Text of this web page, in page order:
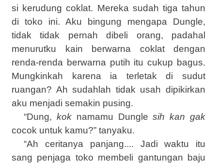
si kerudung coklat. Mereka sudah tiga tahun
di toko ini. Aku bingung mengapa Dungle,
tidak tidak pernah dibeli orang, padahal
menurutku kain berwarna coklat dengan
renda-renda berwarna putih itu cukup bagus.
Mungkinkah karena ia terletak di sudut
ruangan? Ah sudahlah tidak usah dipikirkan
aku menjadi semakin pusing.
“Dung,kok namamu Dunglesih kan gak
cocok untuk kamu?” tanyaku.
“Ah ceritanya panjang.... Jadi waktu itu
sang penjaga toko membeli gantungan baju